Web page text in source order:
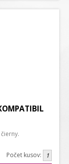
Počet kusov: